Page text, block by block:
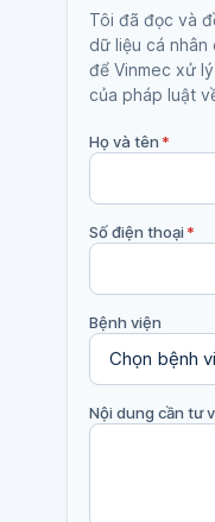
Tôi đã đọc và
dữ liệu cá nhân
để Vinmec xử
của pháp luật
Họ và tên*
Số điện thoại*
Bệnh viện
Nội dung cần tư